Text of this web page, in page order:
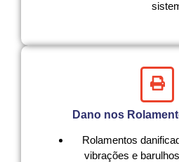
Dano nos
Rolamentos
vibrações e